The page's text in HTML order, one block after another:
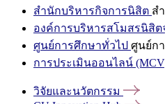
สำนักบริหารกิจการนิสิต ส
องค์การบริหารสโมสรนิสิต
ศูนย์การศึกษาทั่วไป ศูนย์ก
การประเมินออนไลน์
วิจัยและนวัตกรรม